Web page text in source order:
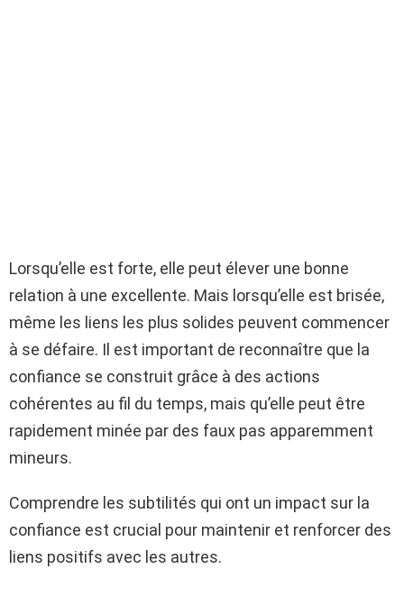
Lorsqu’elle est forte, elle peut élever une bonne
relation à une excellente. Mais lorsqu’elle est brisée,
même les liens les plus solides peuvent commencer
à se défaire. Il est important de reconnaître que la
confiance se construit grâce à des actions
cohérentes au fil du temps, mais qu’elle peut être
rapidement minée par des faux pas apparemment
mineurs.
Comprendre les subtilités qui ont un impact sur la
confiance est crucial pour maintenir et renforcer des
liens positifs avec les autres.